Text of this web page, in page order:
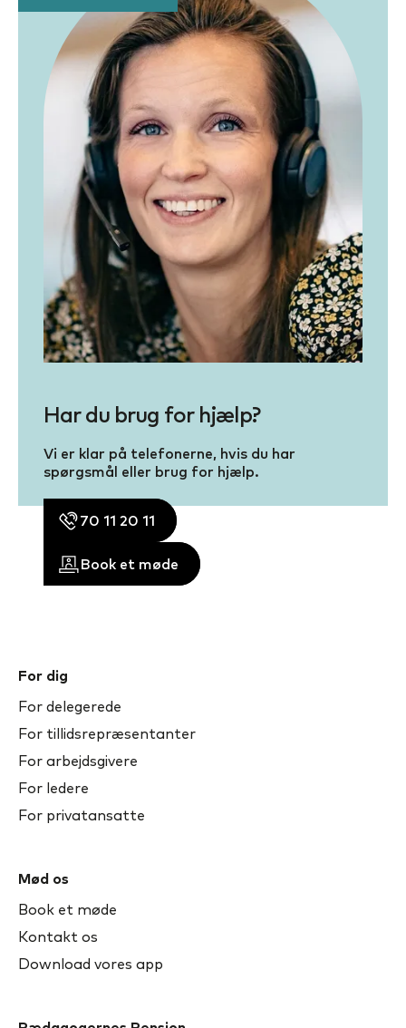
Har du brug for hjælp?
Vi er klar på telefonerne, hvis du har
spørgsmål eller brug for hjælp.
70 11 20 11
Book et møde
For dig
For delegerede
For tillidsrepræsentanter
For arbejdsgivere
For ledere
For privatansatte
Mød os
Book et møde
Kontakt os
Download vores app